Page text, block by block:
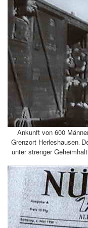
Ankunft von 600
Grenzort Herleshausen.
unter strenger